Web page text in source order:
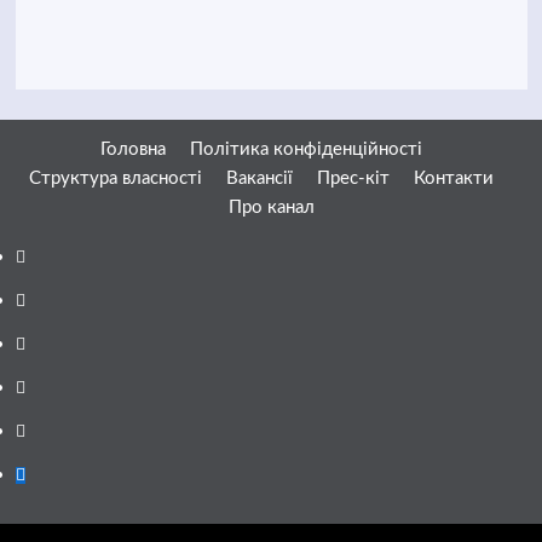
Головна
Політика конфіденційності
Структура власності
Вакансії Прес-кіт
Контакти
Про канал
Facebook
YouTube
Telegram
Instagram
Twitter
Google